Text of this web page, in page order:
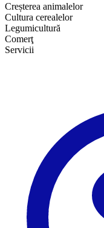
Creșterea animalelor
Cultura cerealelor
Legumicultură
Comerţ
Servicii